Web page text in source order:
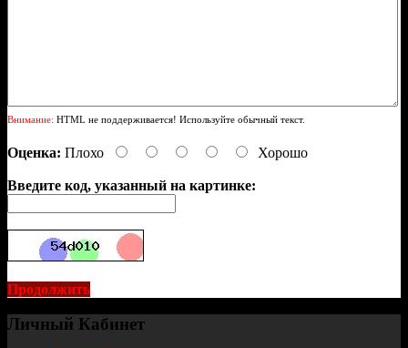
Внимание: HTML не поддерживается! Используйте обычный текст.
Оценка: Плохо Хорошо
Введите код, указанный на картинке:
Продолжить
Личный Кабинет